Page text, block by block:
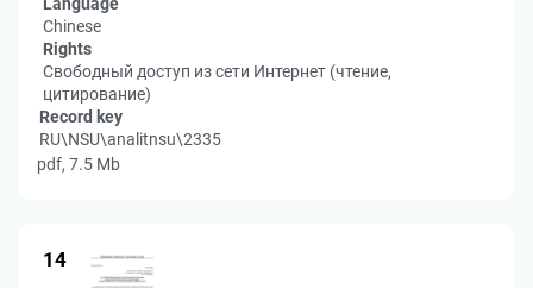
Chinese
Rights
Свободный доступ из сети Интернет (чтение,
цитирование)
Record key
RU\NSU\analitnsu\2335
pdf, 7.5 Mb
14